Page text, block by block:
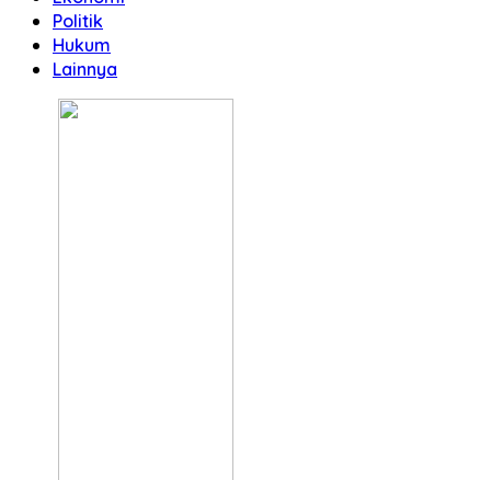
Politik
Hukum
Lainnya